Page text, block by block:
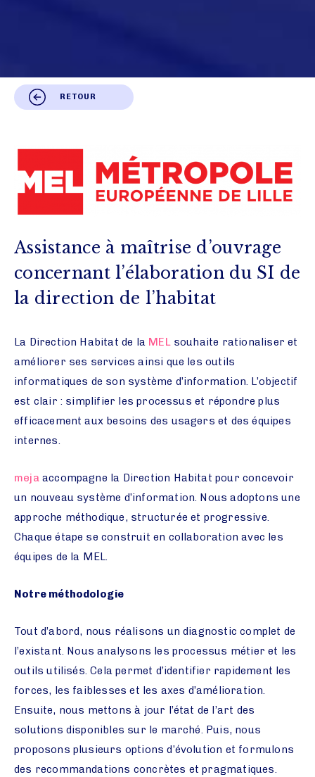
RETOUR
Assistance à maîtrise d’ouvrage
concernant l’élaboration du SI de
la direction de l’habitat
La Direction Habitat de la MELsouhaite rationaliser et
améliorer ses services ainsi que les outils
informatiques de son système d’information. L’objectif
est clair : simplifier les processus et répondre plus
efficacement aux besoins des usagers et des équipes
internes.
mejaaccompagne la Direction Habitat pour concevoir
un nouveau système d’information. Nous adoptons une
approche méthodique, structurée et progressive.
Chaque étape se construit en collaboration avec les
équipes de la MEL.
Notre méthodologie
Tout d’abord, nous réalisons un diagnostic complet de
l’existant. Nous analysons les processus métier et les
outils utilisés. Cela permet d’identifier rapidement les
forces, les faiblesses et les axes d’amélioration.
Ensuite, nous mettons à jour l’état de l’art des
solutions disponibles sur le marché. Puis, nous
proposons plusieurs options d’évolution et formulons
des recommandations concrètes et pragmatiques.